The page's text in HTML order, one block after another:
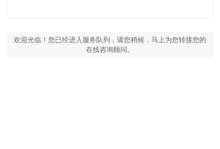
欢迎光临！您已经进入服务队列，请您稍候，马上为您转接您的
在线咨询顾问。